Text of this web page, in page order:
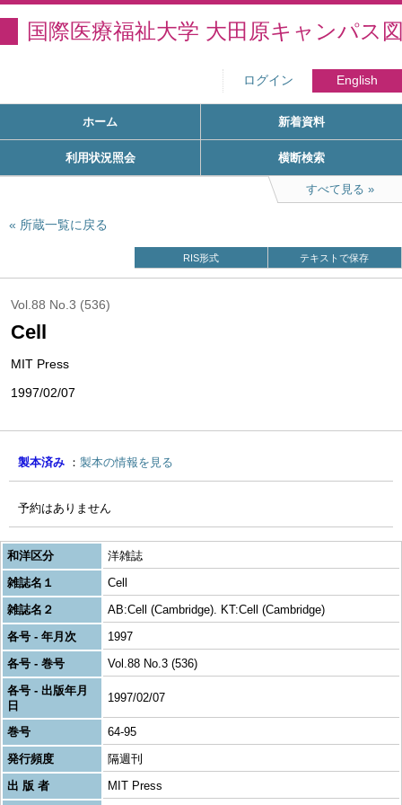
国際医療福祉大学 大田原キャンパス
ログイン English
ホーム 新着資料
利用状況照会 横断検索
すべて見る
所蔵一覧に戻る
RIS形式 テキストで保存
Vol.88 No.3 (536)
Cell
MIT Press
1997/02/07
製本済み 製本の情報を見る
予約はありません
和洋区分
洋雑誌
雑誌名１
Cell
雑誌名２
AB:Cell (Cambridge). KT:Cell (Cambridge)
各号 - 年月次
1997
各号 - 巻号
Vol.88 No.3 (536)
各号 - 出版年月
日
1997/02/07
巻号
64-95
発行頻度
隔週刊
出 版 者
MIT Press